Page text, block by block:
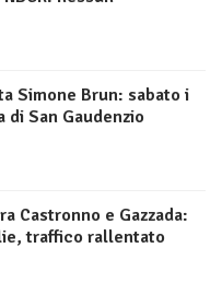
Simone Brun: sabato i
San Gaudenzio
Castronno e Gazzada:
traffico rallentato